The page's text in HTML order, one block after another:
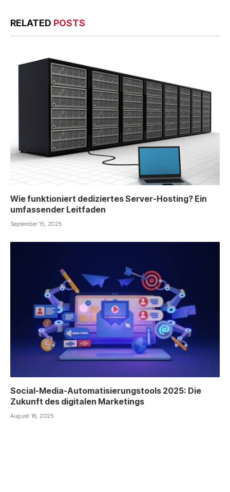
RELATED POSTS
Wie funktioniert dediziertes Server-Hosting? Ein
umfassender Leitfaden
September 15, 2025
Social-Media-Automatisierungstools 2025: Die
Zukunft des digitalen Marketings
August 18, 2025